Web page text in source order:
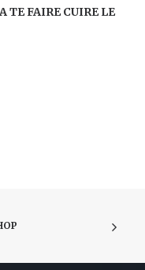
TE FAIRE CUIRE LE